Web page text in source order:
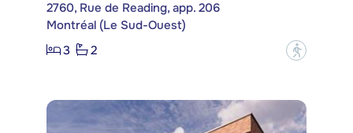
2760, Rue de Reading, app. 206
Montréal (Le Sud-Ouest)
3
2 ?